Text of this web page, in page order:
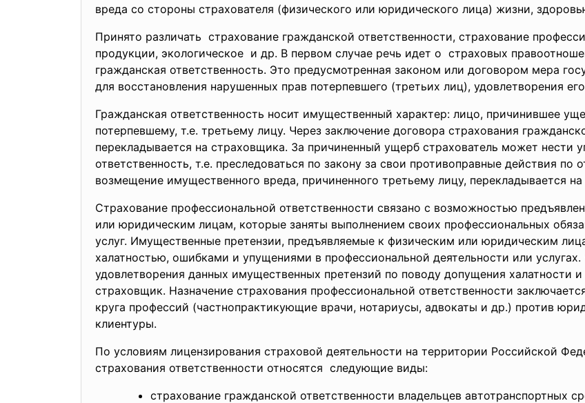
вреда со стороны страхователя (физического или юридического лица) жизни,
Принято различать страхование гражданской ответственности, страхование
продукции, экологическое и др. В первом случае речь идет о страховых
гражданская ответственность. Это предусмотренная законом или договором мера
для восстановления нарушенных прав потерпевшего (третьих лиц), удовлетворения
Гражданская ответственность носит имущественный характер: лицо, причинившее
потерпевшему, т.е. третьему лицу. Через заключение договора страхования
перекладывается на страховщика. За причиненный ущерб страхователь может нести
ответственность, т.е. преследоваться по закону за свои противоправные действия
возмещение имущественного вреда, причиненного третьему лицу, перекладывается
Страхование профессиональной ответственности связано с возможностью
или юридическим лицам, которые заняты выполнением своих профессиональных
услуг. Имущественные претензии, предъявляемые к физическим или юридическим
халатностью, ошибками и упущениями в профессиональной деятельности или
удовлетворения данных имущественных претензий по поводу допущения халатности
страховщик. Назначение страхования профессиональной ответственности
круга профессий (частнопрактикующие врачи, нотариусы, адвокаты и др.) против
клиентуры.
По условиям лицензирования страховой деятельности на территории Российской
страхования ответственности относятся следующие виды:
страхование гражданской ответственности владельцев автотранспортных